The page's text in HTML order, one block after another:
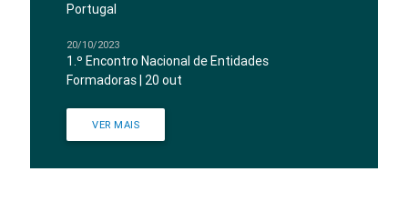
Portugal
20/10/2023
1.º Encontro Nacional de Entidades
Formadoras | 20 out
VER MAIS